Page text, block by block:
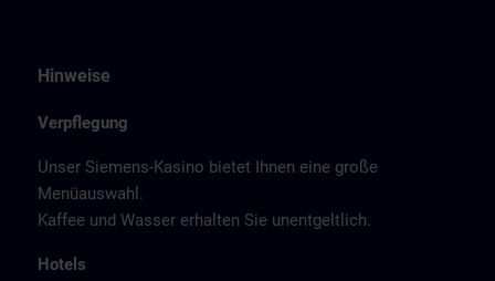
Hinweise
Verpflegung
Unser Siemens-Kasino bietet Ihnen eine große
Menüauswahl.
Kaffee und Wasser erhalten Sie unentgeltlich.
Hotels